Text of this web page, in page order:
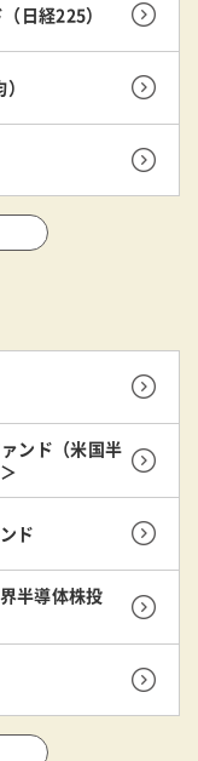
日経225）
ンド（米国半
ド
半導体株投